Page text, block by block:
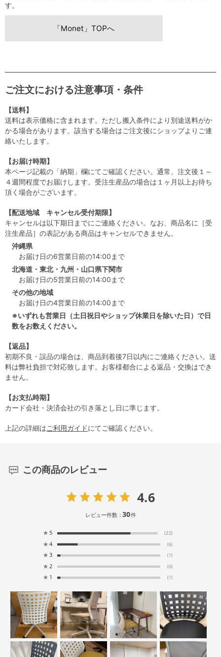
す。
「Monet」TOPへ
ご注文における注意事項・条件
【送料】
送料は表示価格に含まれます。ただし搬入条件により別途送料がか
かる場合があります。該当する場合はご注文後にショップよりご連
絡いたします。
【お届け時期】
本ページ記載の「納期」欄にてご確認ください。通常、注文後１～
４週間程度でお届けします。受注生産品の場合は１ヶ月以上お待ち
頂く場合がございます。
【配送地域 キャンセル受付期限】
キャンセルは以下期日までにご連絡ください。なお、商品名に［受
注生産品］の表記がある商品はキャンセルできません。
沖縄県
お届け日の6営業日前の14:00まで
北海道・東北・九州・山口県下関市
お届け日の5営業日前の14:00まで
その他の地域
お届け日の4営業日前の14:00まで
※いずれも営業日（土日祝日やショップ休業日を除いた日）で日
数をお数えください。
【返品】
初期不良・誤品の場合は、商品到着後7日以内にご連絡ください。送
料は弊社負担で対応致します。お客様都合による返品・交換はでき
ません。
【お支払時期】
カード会社・決済会社の引き落とし日に準じます。
上記の詳細はご利用ガイドにてご確認ください。
この商品のレビュー
4.6
レビュー件数：30件
★ 5 (22)
★ 4 (6)
★ 3 (1)
★ 2 (0)
★ 1 (1)